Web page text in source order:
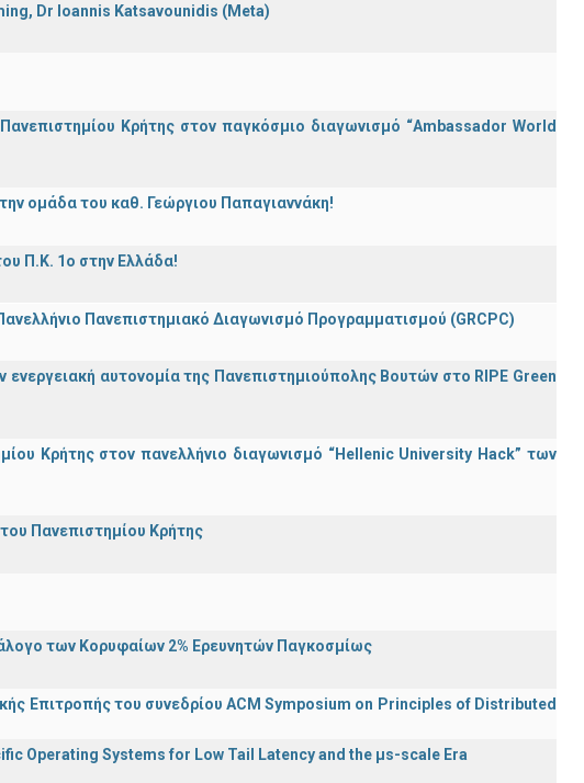
Dr Ioannis Katsavounidis (Meta)
Κρήτης στον παγκόσμιο διαγωνισμό “Ambassador World
ομάδα του καθ. Γεώργιου Παπαγιαννάκη!
Π.Κ. 1ο στην Ελλάδα!
Πανεπιστημιακό Διαγωνισμό Προγραμματισμού (GRCPC)
αυτονομία της Πανεπιστημιούπολης Βουτών στο RIPE Green
Κρήτης στον πανελλήνιο διαγωνισμό “Hellenic University Hack” των
Πανεπιστημίου Κρήτης
των Κορυφαίων 2% Ερευνητών Παγκοσμίως
Επιτροπής του συνεδρίου ACM Symposium on Principles of Distributed
Operating Systems for Low Tail Latency and the μs-scale Era